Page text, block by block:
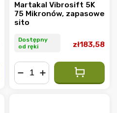
Martakal Vibrosift 5K
75 Mikronów, zapasowe
sito
Dostępny
od ręki
zł183,58